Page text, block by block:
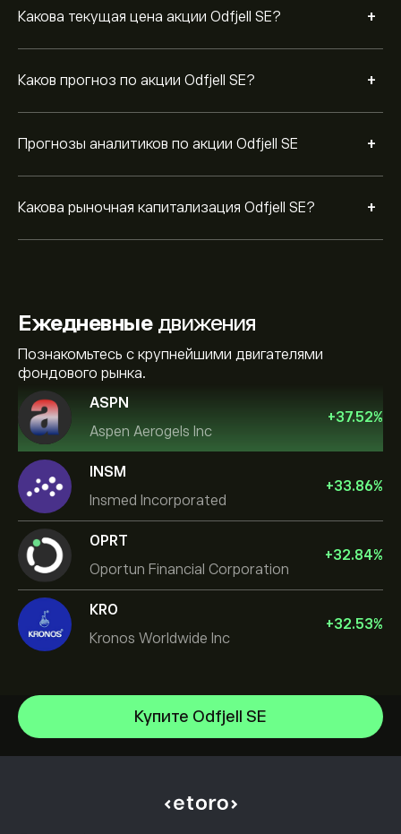
Какова текущая цена акции Odfjell SE? +
Каков прогноз по акции Odfjell SE? +
Прогнозы аналитиков по акции Odfjell SE +
Какова рыночная капитализация Odfjell SE? +
Ежедневныедвижения
Познакомьтесь с крупнейшими двигателями
фондового рынка.
ASPN
Aspen Aerogels Inc
+37.52%
INSM
Insmed Incorporated
+33.86%
OPRT
Oportun Financial Corporation
+32.84%
KRO
Kronos Worldwide Inc
+32.53%
Купите Odfjell SE
NVIDIA Corporation
Центр помощи
Как вывести средства
Как работает CopyTrading